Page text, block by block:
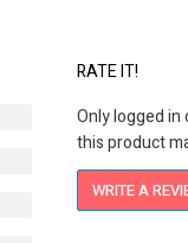
RATE IT!
Only logged
this product
WRITE A